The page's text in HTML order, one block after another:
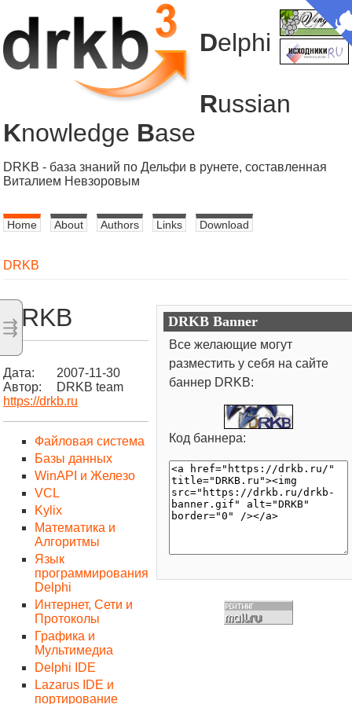
⇶
Delphi
Russian
Knowledge Base
DRKB - база знаний по Дельфи в рунете, составленная
Виталием Невзоровым
Home About Authors Links Download
DRKB
DRKB
Дата:
2007-11-30
Автор:
DRKB team
https://drkb.ru
Файловая система
Базы данных
WinAPI и Железо
VCL
Kylix
Математика и
Алгоритмы
Язык
программирования
Delphi
Интернет, Сети и
Протоколы
Графика и
Мультимедиа
Delphi IDE
Lazarus IDE и
портирование
DRKB Banner
Все желающие могут
разместить у себя на сайте
баннер DRKB:
Код баннера: